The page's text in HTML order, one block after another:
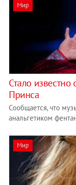
Мир
Стало
Принса
Сообщается, что
анальгетиком
Мир